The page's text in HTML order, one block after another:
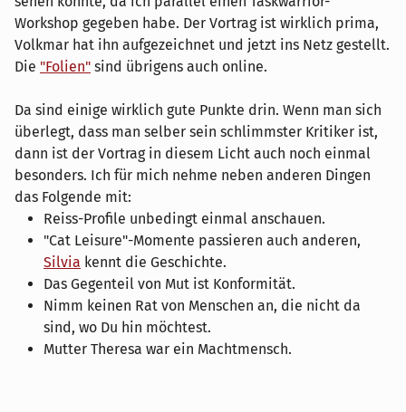
Workshop gegeben habe. Der Vortrag ist wirklich prima,
Volkmar hat ihn aufgezeichnet und jetzt ins Netz gestellt.
Die "Folien" sind übrigens auch online.
Da sind einige wirklich gute Punkte drin. Wenn man sich
überlegt, dass man selber sein schlimmster Kritiker ist,
dann ist der Vortrag in diesem Licht auch noch einmal
besonders. Ich für mich nehme neben anderen Dingen
das Folgende mit:
Reiss-Profile unbedingt einmal anschauen.
"Cat Leisure"-Momente passieren auch anderen,
Silvia kennt die Geschichte.
Das Gegenteil von Mut ist Konformität.
Nimm keinen Rat von Menschen an, die nicht da
sind, wo Du hin möchtest.
Mutter Theresa war ein Machtmensch.